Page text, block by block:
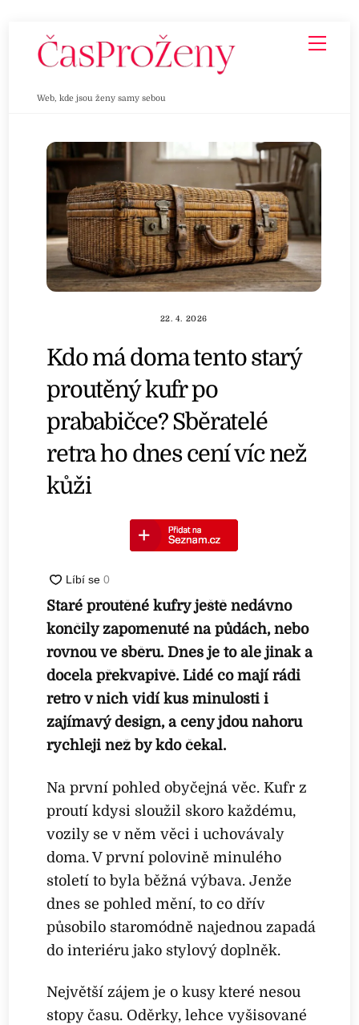
Web, kde jsou ženy samy sebou
22. 4. 2026
Kdo má doma tento starý
proutěný kufr po
prababičce? Sběratelé
retra ho dnes cení víc než
kůži
Staré proutěné kufry ještě nedávno
končily zapomenuté na půdách, nebo
rovnou ve sběru. Dnes je to ale jinak a
docela překvapivě. Lidé co mají rádi
retro v nich vidí kus minulosti i
zajímavý design, a ceny jdou nahoru
rychleji než by kdo čekal.
Na první pohled obyčejná věc. Kufr z
proutí kdysi sloužil skoro každému,
vozily se v něm věci i uchovávaly
doma. V první polovině minulého
století to byla běžná výbava. Jenže
dnes se pohled mění, to co dřív
působilo staromódně najednou zapadá
do interiéru jako stylový doplněk.
Největší zájem je o kusy které nesou
stopy času. Oděrky, lehce vyšisované